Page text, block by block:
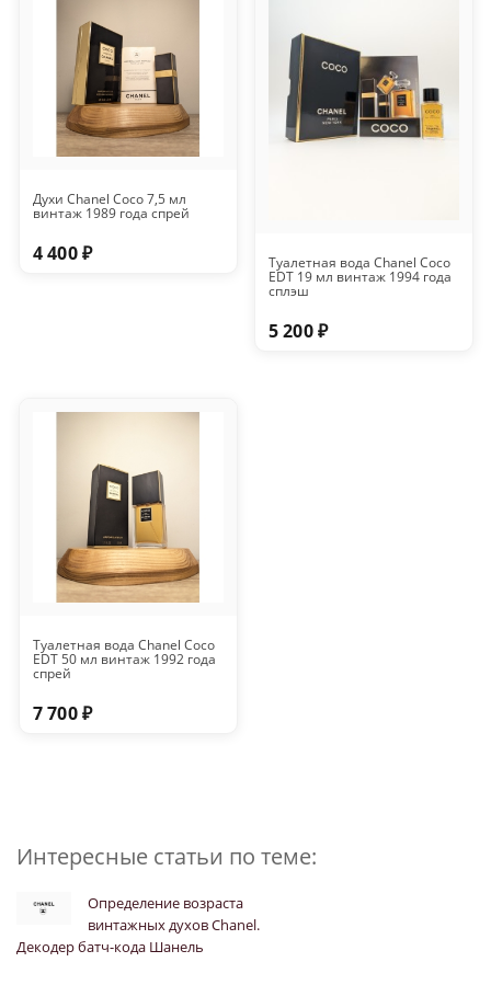
Духи Chanel Coco 7,5 мл
винтаж 1989 года спрей
4 400 ₽ Туалетная вода Chanel Coco
EDT 19 мл винтаж 1994 года
сплэш
5 200 ₽
Туалетная вода Chanel Coco
EDT 50 мл винтаж 1992 года
спрей
7 700 ₽
Интересные статьи по теме:
Определение возраста
винтажных духов Chanel.
Декодер батч-кода Шанель